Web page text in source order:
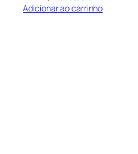
Adicionar ao carrinho